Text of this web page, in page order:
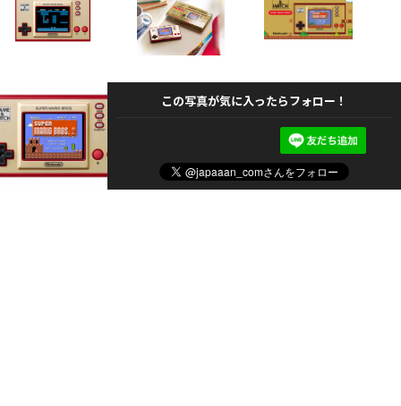
この写真が気に入ったらフォロー！